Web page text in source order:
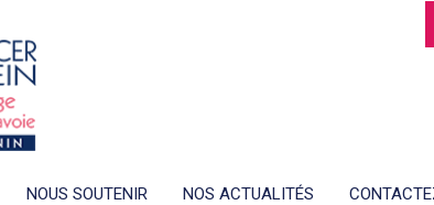
NOUS SOUTENIR NOS ACTUALITÉS